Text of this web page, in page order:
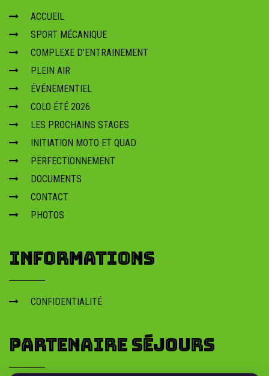
ACCUEIL
SPORT MÉCANIQUE
COMPLEXE D'ENTRAINEMENT
PLEIN AIR
ÉVÉNEMENTIEL
COLO ÉTÉ 2026
LES PROCHAINS STAGES
INITIATION MOTO ET QUAD
PERFECTIONNEMENT
DOCUMENTS
CONTACT
PHOTOS
INFORMATIONS
CONFIDENTIALITÉ
PARTENAIRE SÉJOURS